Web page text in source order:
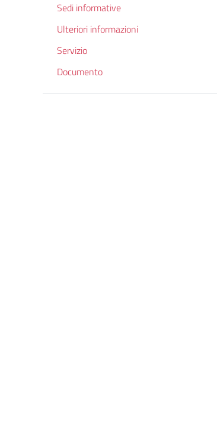
Sedi informative
Ulteriori informazioni
Servizio
Documento